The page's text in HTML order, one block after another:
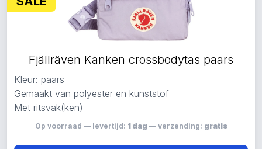
Fjällräven Kanken crossbodytas paars
Kleur: paars
Gemaakt van polyester en kunststof
Met ritsvak(ken)
Op voorraad — levertijd: 1 dag — verzending: gratis